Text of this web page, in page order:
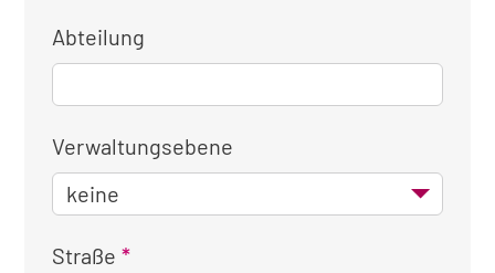
Abteilung
Verwaltungsebene
Straße